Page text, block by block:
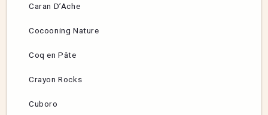
Caran D’Ache
Cocooning Nature
Coq en Pâte
Crayon Rocks
Cuboro